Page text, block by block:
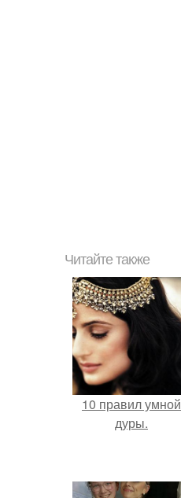
Читайте также
10 правил умной
дуры.